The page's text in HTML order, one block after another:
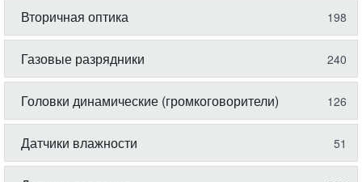
Вторичная оптика 198
Газовые разрядники 240
Головки динамические (громкоговорители) 126
Датчики влажности 51